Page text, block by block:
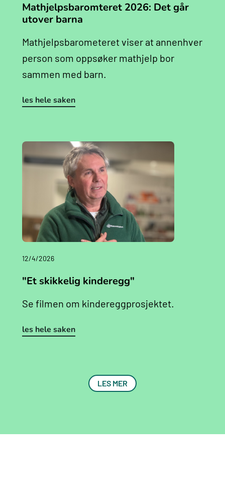
Mathjelpsbaromteret 2026: Det går
utover barna
Mathjelpsbarometeret viser at annenhver
person som oppsøker mathjelp bor
sammen med barn.
les hele saken
12/4/2026
"Et skikkelig kinderegg"
Se filmen om kindereggprosjektet.
les hele saken
LES MER